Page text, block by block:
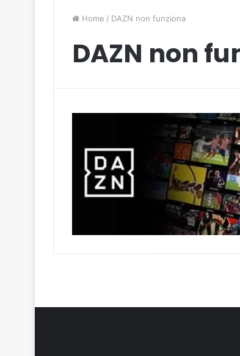
Home / DAZN non funziona
DAZN non